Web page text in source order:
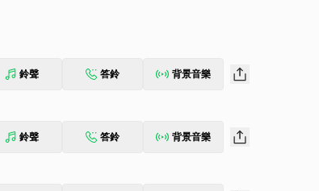
鈴聲 答鈴 背景音樂
鈴聲 答鈴 背景音樂